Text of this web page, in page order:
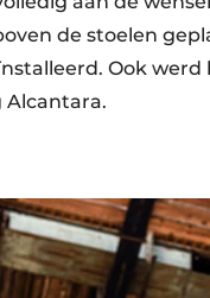
de stoelen
Ook